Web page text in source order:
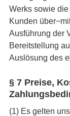
Werks sowie
Kunden
Ausführung der
Bereitstellung
Auslösung des
§ 7 Preise,
(1) Es gelten